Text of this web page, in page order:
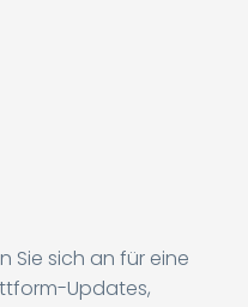
Sie sich an für eine
Updates,
bitte